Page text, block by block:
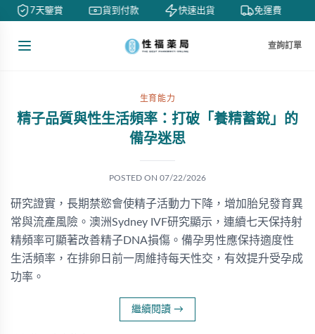
7天鑒賞 貨到付款 快速出貨 免運費
查詢訂單
生育能力
精子品質與性生活頻率：打破「養精蓄銳」的
備孕迷思
POSTED ON 07/22/2026
研究證實，長期禁慾會使精子活動力下降，增加胎兒發育異
常與流產風險。澳洲Sydney IVF研究顯示，連續七天保持射
精頻率可顯著改善精子DNA損傷。備孕男性應保持適度性
生活頻率，在排卵日前一周維持每天性交，有效提升受孕成
功率。
繼續閱讀 →